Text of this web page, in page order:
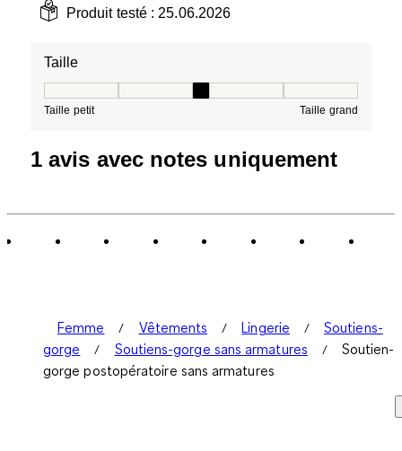
Produit testé :25.06.2026
Taille
Taille petit Taille grand
1 avis avec notes uniquement
Femme Vêtements Lingerie
Soutiens-
gorge
Soutiens-gorge sans armatures
Soutien-
gorge postopératoire sans armatures